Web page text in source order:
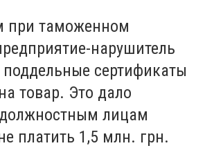
при таможенном
нарушитель
поддельные сертификаты
товар. Это дало
лицам
платить 1,5 млн. грн.